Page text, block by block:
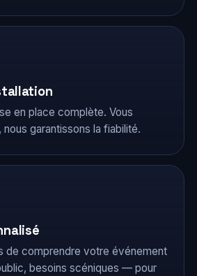
en place complète. Vous
garantissons la fiabilité.
de comprendre votre événement
besoins scéniques — pour